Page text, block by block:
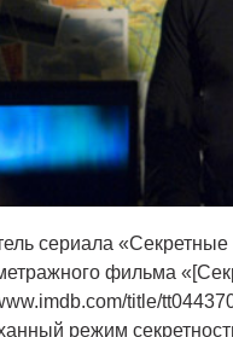
сериала
фильма
title/
режим